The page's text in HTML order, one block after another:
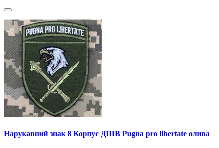
Нарукавний знак 8 Корпус ДШВ Pugna pro libertate олива